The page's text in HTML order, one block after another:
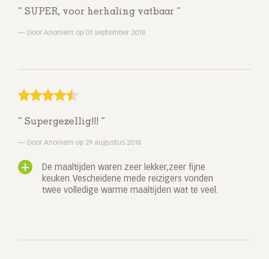
SUPER, voor herhaling vatbaar
Door Anoniem op 01 september 2018
Supergezellig!!!
Door Anoniem op 29 augustus 2018
De maaltijden waren zeer lekker,zeer fijne
keuken. Vescheidene mede reizigers vonden
twee volledige warme maaltijden wat te veel.